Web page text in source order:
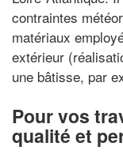
contraintes
matériaux
extérieur
une bâtisse, par
Pour vos
qualité et